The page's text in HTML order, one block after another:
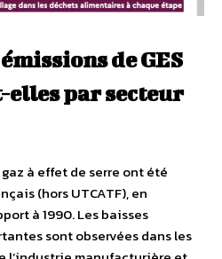
de GES
par secteur
à effet de serre ont été
(hors UTCATF), en
à 1990. Les baisses
sont observées dans les